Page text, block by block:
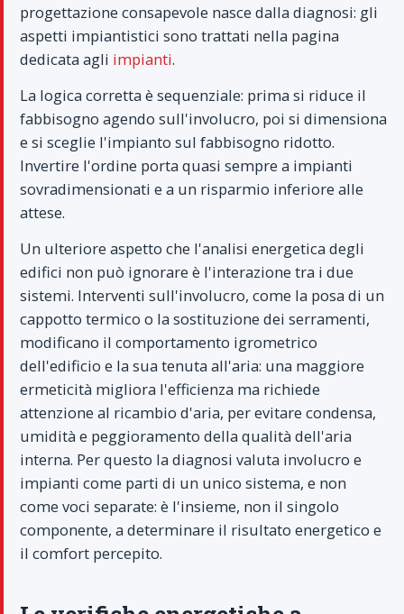
progettazione consapevole nasce dalla diagnosi: gli
aspetti impiantistici sono trattati nella pagina
dedicata agli impianti.
La logica corretta è sequenziale: prima si riduce il
fabbisogno agendo sull'involucro, poi si dimensiona
e si sceglie l'impianto sul fabbisogno ridotto.
Invertire l'ordine porta quasi sempre a impianti
sovradimensionati e a un risparmio inferiore alle
attese.
Un ulteriore aspetto che l'analisi energetica degli
edifici non può ignorare è l'interazione tra i due
sistemi. Interventi sull'involucro, come la posa di un
cappotto termico o la sostituzione dei serramenti,
modificano il comportamento igrometrico
dell'edificio e la sua tenuta all'aria: una maggiore
ermeticità migliora l'efficienza ma richiede
attenzione al ricambio d'aria, per evitare condensa,
umidità e peggioramento della qualità dell'aria
interna. Per questo la diagnosi valuta involucro e
impianti come parti di un unico sistema, e non
come voci separate: è l'insieme, non il singolo
componente, a determinare il risultato energetico e
il comfort percepito.